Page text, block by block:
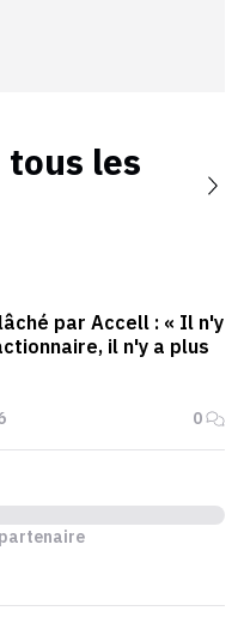
tous les
par Accell : « Il n'y
il n'y a plus
0